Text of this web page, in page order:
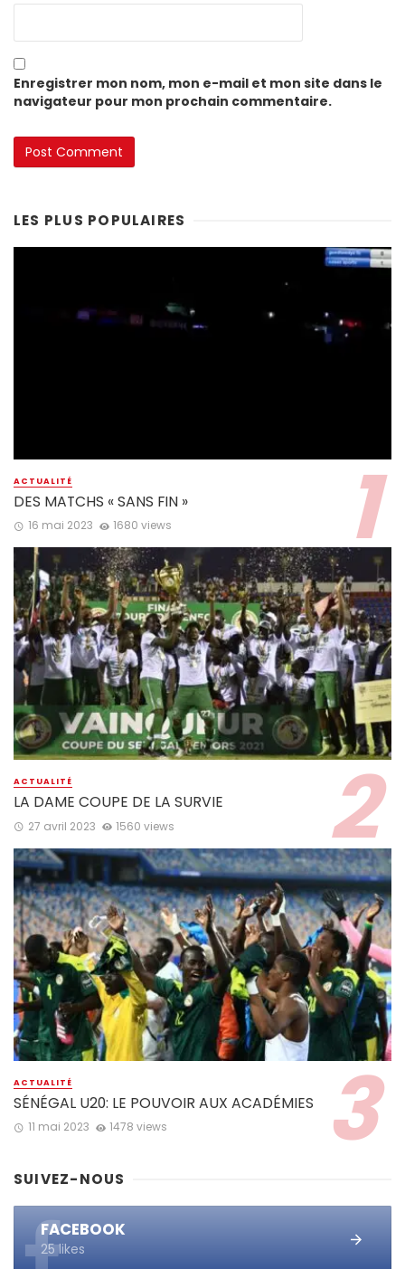
Enregistrer mon nom, mon e-mail et mon site dans le
navigateur pour mon prochain commentaire.
LES PLUS POPULAIRES
ACTUALITÉ
DES MATCHS « SANS FIN »
16 mai 2023 1680 views
ACTUALITÉ
LA DAME COUPE DE LA SURVIE
27 avril 2023 1560 views
ACTUALITÉ
SÉNÉGAL U20: LE POUVOIR AUX ACADÉMIES
11 mai 2023 1478 views
SUIVEZ-NOUS
FACEBOOK
25 likes